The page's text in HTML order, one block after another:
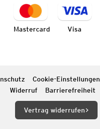
Mastercard Visa
Cookie-Einstellungen
Widerruf
Barrierefreiheit
Vertrag widerrufen